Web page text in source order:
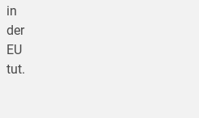
in
der
EU
tut.